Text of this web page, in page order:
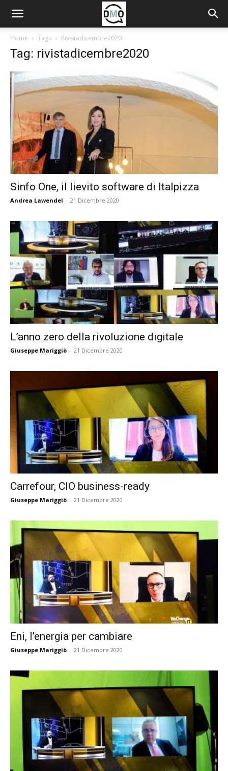
Home Tags Rivistadicembre2020
Tag: rivistadicembre2020
Sinfo One, il lievito software di Italpizza
Andrea Lawendel - 21 Dicembre 2020
L’anno zero della rivoluzione digitale
Giuseppe Mariggiò - 21 Dicembre 2020
Carrefour, CIO business-ready
Giuseppe Mariggiò - 21 Dicembre 2020
Eni, l’energia per cambiare
Giuseppe Mariggiò - 21 Dicembre 2020